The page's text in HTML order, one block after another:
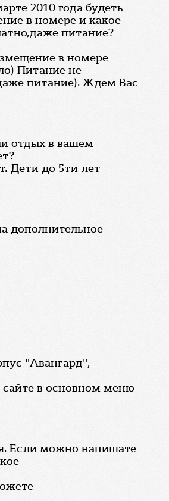
2010 года будеть
в номере и какое
питание?
в номере
Питание не
питание). Ждем Вас
отдых в вашем
Дети до 5ти лет
дополнительное
"Авангард",
сайте в основном меню
Если можно напишате